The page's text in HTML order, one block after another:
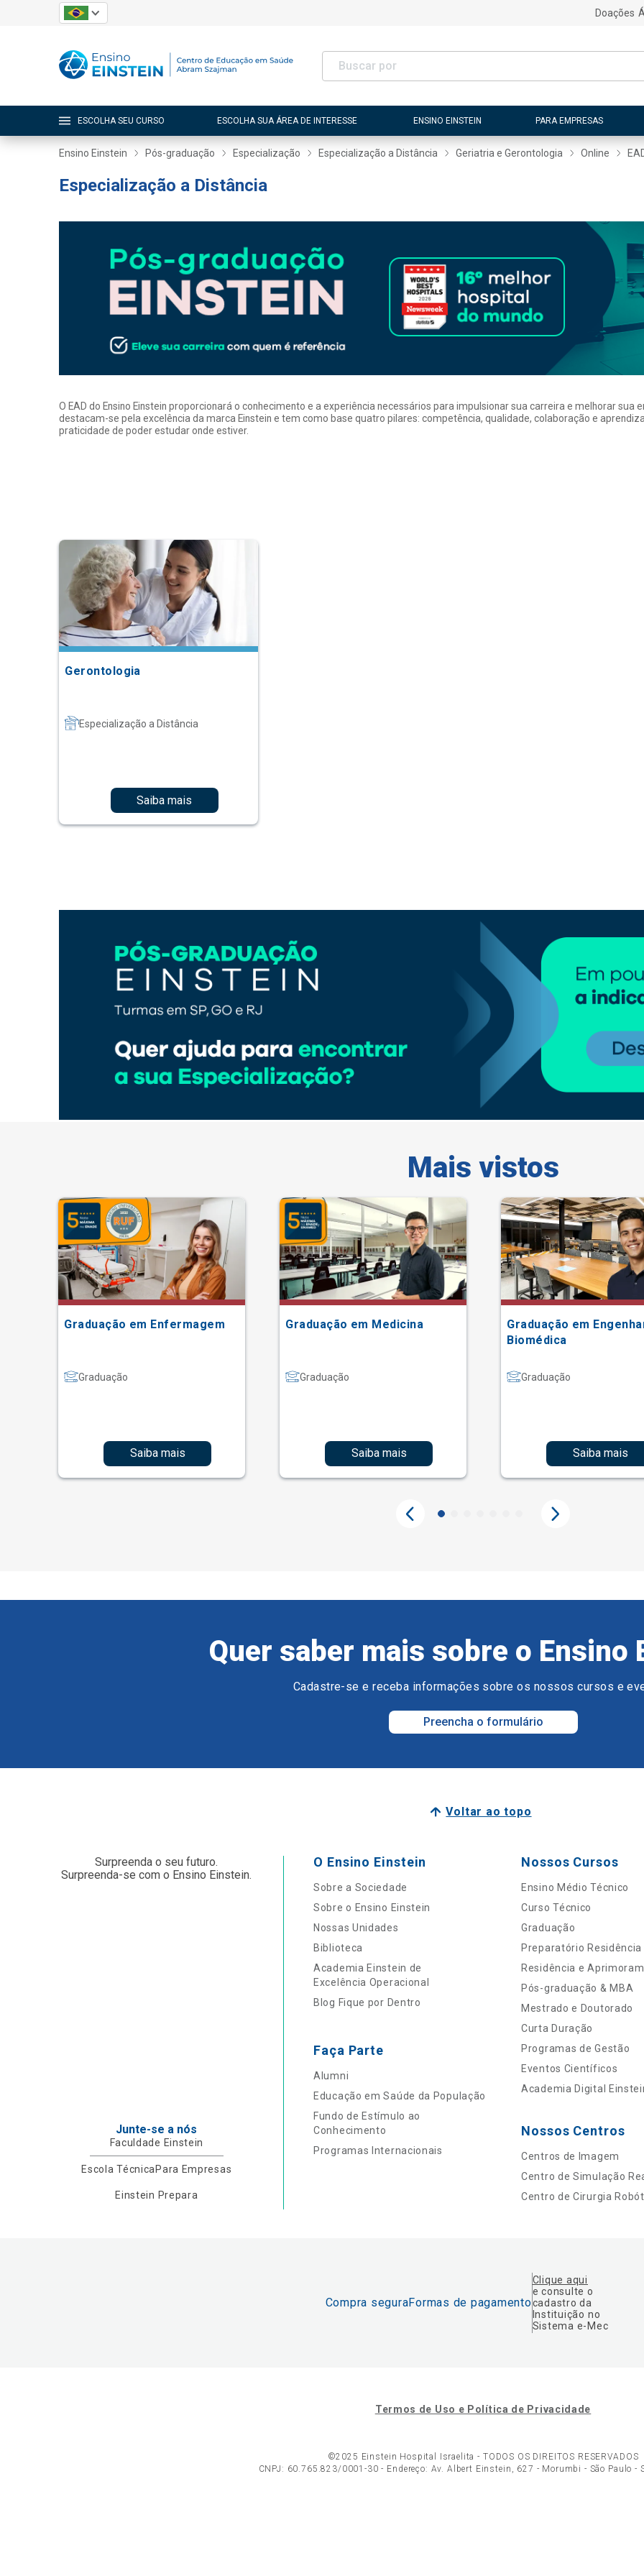
Doações
ESCOLHA SEU CURSO ESCOLHA SUA ÁREA DE INTERESSE ENSINO EINSTEIN PARA EMPRESAS
Ensino Einstein Pós-graduação Especialização Especialização a Distância Geriatria e Gerontologia Online
Especialização a Distância
O EAD do Ensino Einstein proporcionará o conhecimento e a experiência necessários para impulsionar sua carreira e melhorar
destacam-se pela excelência da marca Einstein e tem como base quatro pilares: competência, qualidade, colaboração e
praticidade de poder estudar onde estiver.
Gerontologia
Especialização a Distância
Saiba mais
Mais vistos
Graduação em Enfermagem
Graduação
Saiba mais
Graduação em Medicina
Graduação
Saiba mais
Graduação em
Biomédica
Graduação
Saiba mais
Quer saber mais sobre o Ensino
Cadastre-se e receba informações sobre os nossos cursos e
Preencha o formulário
Voltar ao topo
Surpreenda o seu futuro.
Surpreenda-se com o Ensino Einstein.
Junte-se a nós
Faculdade Einstein
Escola TécnicaPara Empresas
Einstein Prepara
O Ensino Einstein
Sobre a Sociedade
Sobre o Ensino Einstein
Nossas Unidades
Biblioteca
Academia Einstein de
Excelência Operacional
Blog Fique por Dentro
Faça Parte
Alumni
Educação em Saúde da População
Fundo de Estímulo ao
Conhecimento
Programas Internacionais
Nossos Cursos
Ensino Médio Técnico
Curso Técnico
Graduação
Preparatório Residência
Residência e
Pós-graduação & MBA
Mestrado e Doutorado
Curta Duração
Programas de Gestão
Eventos Científicos
Academia Digital
Nossos Centros
Centros de Imagem
Centro de Simulação
Centro de Cirurgia
Compra seguraFormas de pagamento
Clique aqui
e consulte o
cadastro da
Instituição no
Sistema e-Mec
Termos de Uso e Política de Privacidade
©2025 Einstein Hospital Israelita - TODOS OS DIREITOS RESERVADOS
CNPJ: 60.765.823/0001-30 - Endereço: Av. Albert Einstein, 627 - Morumbi - São Paulo -